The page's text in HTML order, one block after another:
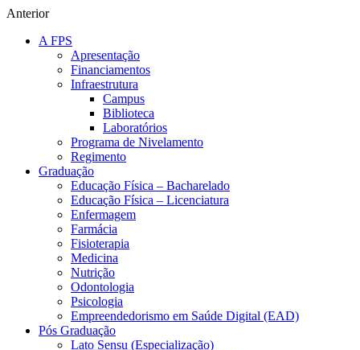
Anterior
A FPS
Apresentação
Financiamentos
Infraestrutura
Campus
Biblioteca
Laboratórios
Programa de Nivelamento
Regimento
Graduação
Educação Física – Bacharelado
Educação Física – Licenciatura
Enfermagem
Farmácia
Fisioterapia
Medicina
Nutrição
Odontologia
Psicologia
Empreendedorismo em Saúde Digital (EAD)
Pós Graduação
Lato Sensu (Especialização)